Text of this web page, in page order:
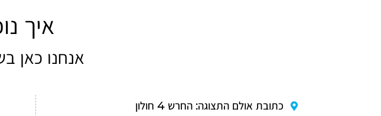
איך
אנחנו כאן
כתובת אולם התצוגה: החרש 4 חולון